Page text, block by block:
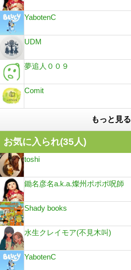
YabotenC
UDM
夢追人００９
Comit
もっと見る
お気に入られ(35人)
toshi
鋤名彦名a.k.a.燦州ポポポ呪師
Shady books
水生クレイモア(不見木叫)
YabotenC